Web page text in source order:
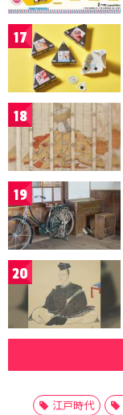
17
18
19
20
江戸時代